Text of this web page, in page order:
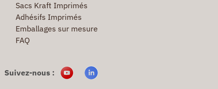
Sacs Kraft Imprimés
Adhésifs Imprimés
Emballages sur mesure
FAQ
Suivez-nous :